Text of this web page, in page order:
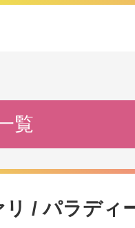
覧
リ / パラディ